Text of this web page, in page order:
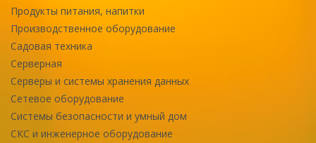
Продукты питания, напитки
Производственное оборудование
Садовая техника
Серверная
Серверы и системы хранения данных
Сетевое оборудование
Системы безопасности и умный дом
СКС и инженерное оборудование